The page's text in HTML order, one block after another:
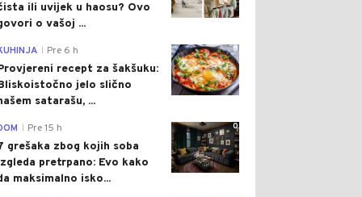
ili uvijek u haosu? Ovo
o vašoj ...
0
Pre 6 h
recept za šakšuku:
jelo slično
satarašu, ...
0
Pre 15 h
grešaka zbog kojih soba
pretrpano: Evo kako
maksimalno isko...